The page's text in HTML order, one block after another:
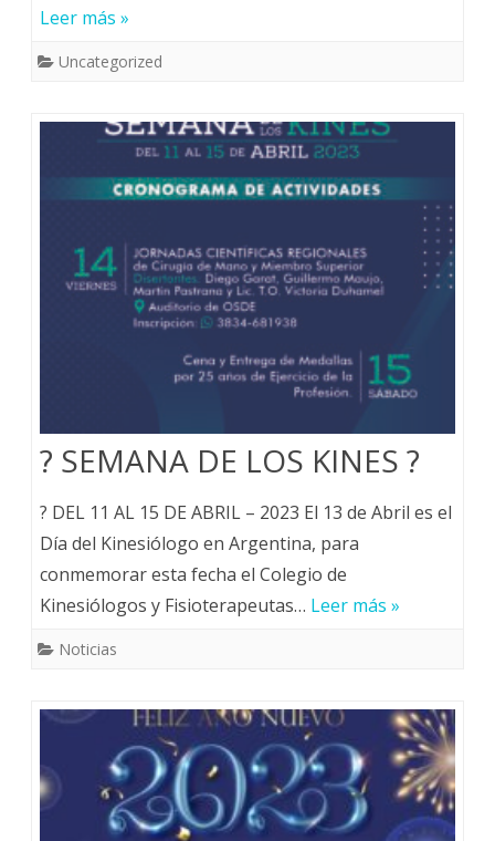
Leer más »
Uncategorized
? SEMANA DE LOS KINES ?
? DEL 11 AL 15 DE ABRIL – 2023 El 13 de Abril es el
Día del Kinesiólogo en Argentina, para
conmemorar esta fecha el Colegio de
Kinesiólogos y Fisioterapeutas… Leer más »
Noticias